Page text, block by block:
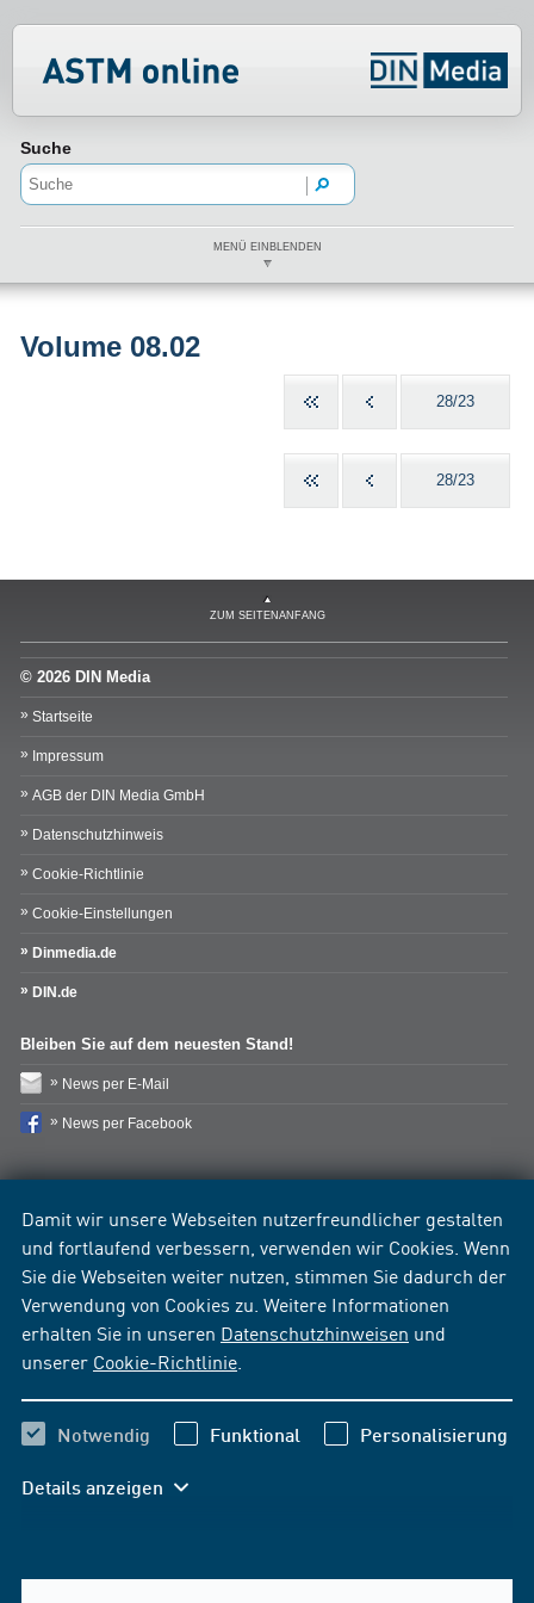
Damit wir unsere Webseiten nutzerfreundlicher gestalten
und fortlaufend verbessern, verwenden wir Cookies. Wenn
Sie die Webseiten weiter nutzen, stimmen Sie dadurch der
Verwendung von Cookies zu. Weitere Informationen
erhalten Sie in unseren Datenschutzhinweisen und
unserer Cookie-Richtlinie
Notwendig Funktional Personalisierung
Details anzeigen
Suche
MENÜ EINBLENDEN
Volume 08.02
28/23
28/23
ZUM SEITENANFANG
© 2026 DIN Media
Startseite
Impressum
AGB der DIN Media GmbH
Datenschutzhinweis
Cookie-Richtlinie
Cookie-Einstellungen
Dinmedia.de
DIN.de
Bleiben Sie auf dem neuesten Stand!
News per E-Mail
News per Facebook